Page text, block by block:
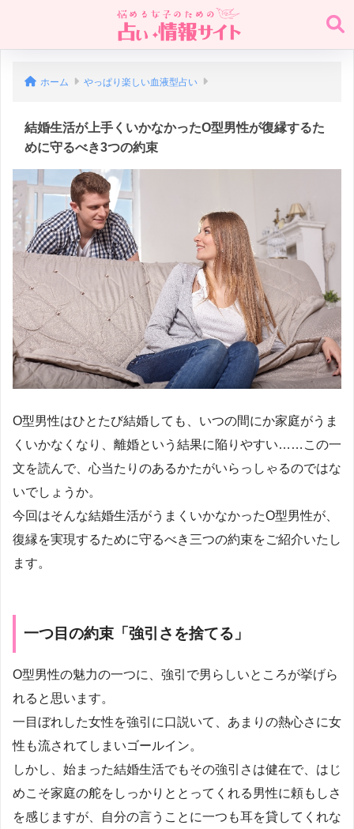
ホーム やっぱり楽しい血液型占い
結婚生活が上手くいかなかったO型男性が復縁するた
めに守るべき3つの約束
O型男性はひとたび結婚しても、いつの間にか家庭がうま
くいかなくなり、離婚という結果に陥りやすい……この一
文を読んで、心当たりのあるかたがいらっしゃるのではな
いでしょうか。
今回はそんな結婚生活がうまくいかなかったO型男性が、
復縁を実現するために守るべき三つの約束をご紹介いたし
ます。
一つ目の約束「強引さを捨てる」
O型男性の魅力の一つに、強引で男らしいところが挙げら
れると思います。
一目ぼれした女性を強引に口説いて、あまりの熱心さに女
性も流されてしまいゴールイン。
しかし、始まった結婚生活でもその強引さは健在で、はじ
めこそ家庭の舵をしっかりととってくれる男性に頼もしさ
を感じますが、自分の言うことに一つも耳を貸してくれな